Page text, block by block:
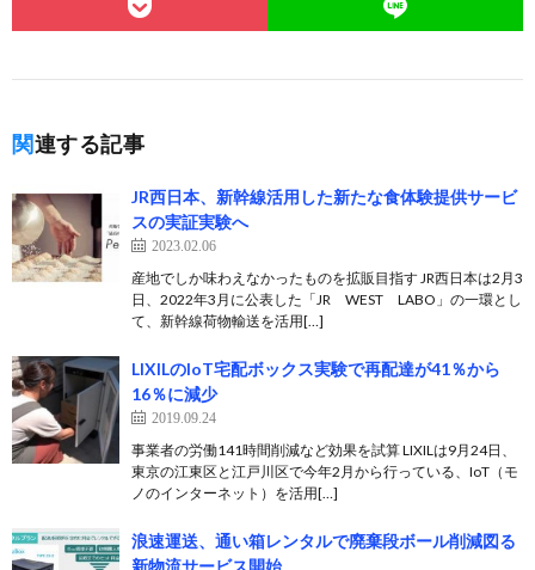
関連する記事
JR西日本、新幹線活用した新たな食体験提供サービ
スの実証実験へ
2023.02.06
産地でしか味わえなかったものを拡販目指す JR西日本は2月3
日、2022年3月に公表した「JR WEST LABO」の一環とし
て、新幹線荷物輸送を活用[…]
LIXILのIoT宅配ボックス実験で再配達が41％から
16％に減少
2019.09.24
事業者の労働141時間削減など効果を試算 LIXILは9月24日、
東京の江東区と江戸川区で今年2月から行っている、IoT（モ
ノのインターネット）を活用[…]
浪速運送、通い箱レンタルで廃棄段ボール削減図る